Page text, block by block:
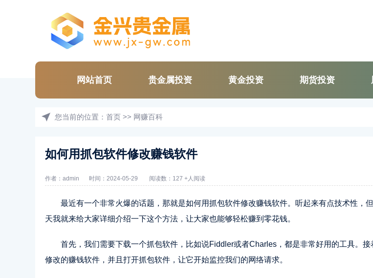
网站首页 贵金属投资 黄金投资 期货投资
您当前的位置： 首页 >> 网赚百科
如何用抓包软件修改赚钱软件
作者：admin 时间：2024-05-29 阅读数：127 +人阅读
最近有一个非常火爆的话题，那就是如何用抓包软件修改赚钱软件。听起来有点技术性，
天我就来给大家详细介绍一下这个方法，让大家也能够轻松赚到零花钱。
首先，我们需要下载一个抓包软件，比如说Fiddler或者Charles，都是非常好用的工具。
修改的赚钱软件，并且打开抓包软件，让它开始监控我们的网络请求。